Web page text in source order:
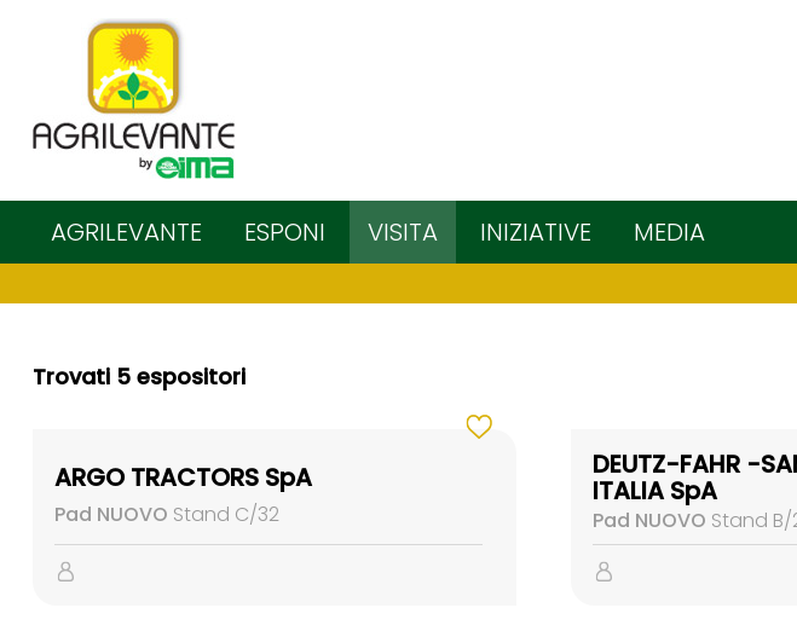
AGRILEVANTE ESPONI VISITA INIZIATIVE MEDIA
Trovati 5 espositori
ARGO TRACTORS SpA
Pad NUOVO Stand C/32
DEUTZ-FAHR -
ITALIA SpA
Pad NUOVO Stand B/